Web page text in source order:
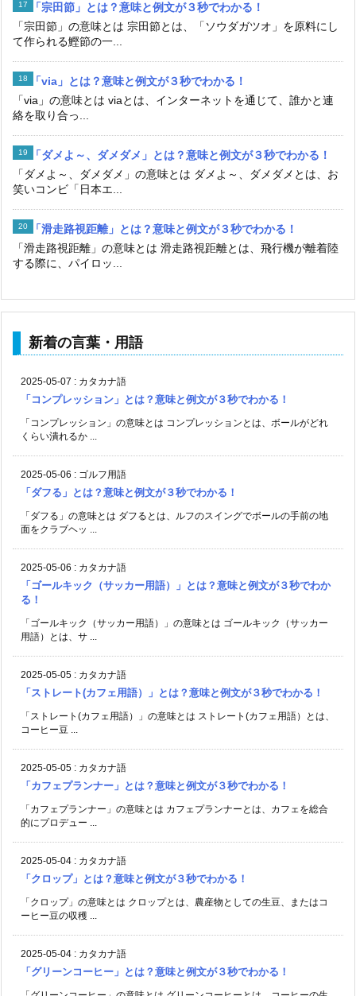
「宗田節」とは？意味と例文が３秒でわかる！
「宗田節」の意味とは 宗田節とは、「ソウダガツオ」を原料にし
て作られる鰹節の一...
「via」とは？意味と例文が３秒でわかる！
「via」の意味とは viaとは、インターネットを通じて、誰かと連
絡を取り合っ...
「ダメよ～、ダメダメ」とは？意味と例文が３秒でわかる！
「ダメよ～、ダメダメ」の意味とは ダメよ～、ダメダメとは、お
笑いコンビ「日本エ...
「滑走路視距離」とは？意味と例文が３秒でわかる！
「滑走路視距離」の意味とは 滑走路視距離とは、飛行機が離着陸
する際に、パイロッ...
新着の言葉・用語
2025-05-07 : カタカナ語
「コンプレッション」とは？意味と例文が３秒でわかる！
「コンプレッション」の意味とは コンプレッションとは、ボールがどれ
くらい潰れるか ...
2025-05-06 : ゴルフ用語
「ダフる」とは？意味と例文が３秒でわかる！
「ダフる」の意味とは ダフるとは、ルフのスイングでボールの手前の地
面をクラブヘッ ...
2025-05-06 : カタカナ語
「ゴールキック（サッカー用語）」とは？意味と例文が３秒でわか
る！
「ゴールキック（サッカー用語）」の意味とは ゴールキック（サッカー
用語）とは、サ ...
2025-05-05 : カタカナ語
「ストレート(カフェ用語）」とは？意味と例文が３秒でわかる！
「ストレート(カフェ用語）」の意味とは ストレート(カフェ用語）とは、
コーヒー豆 ...
2025-05-05 : カタカナ語
「カフェプランナー」とは？意味と例文が３秒でわかる！
「カフェプランナー」の意味とは カフェプランナーとは、カフェを総合
的にプロデュー ...
2025-05-04 : カタカナ語
「クロップ」とは？意味と例文が３秒でわかる！
「クロップ」の意味とは クロップとは、農産物としての生豆、またはコ
ーヒー豆の収穫 ...
2025-05-04 : カタカナ語
「グリーンコーヒー」とは？意味と例文が３秒でわかる！